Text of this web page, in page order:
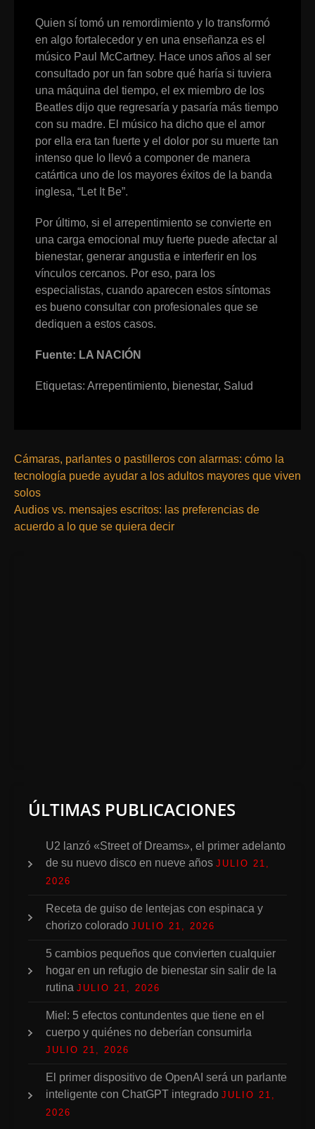
Quien sí tomó un remordimiento y lo transformó
en algo fortalecedor y en una enseñanza es el
músico Paul McCartney. Hace unos años al ser
consultado por un fan sobre qué haría si tuviera
una máquina del tiempo, el ex miembro de los
Beatles dijo que regresaría y pasaría más tiempo
con su madre. El músico ha dicho que el amor
por ella era tan fuerte y el dolor por su muerte tan
intenso que lo llevó a componer de manera
catártica uno de los mayores éxitos de la banda
inglesa, “Let It Be”.
Por último, si el arrepentimiento se convierte en
una carga emocional muy fuerte puede afectar al
bienestar, generar angustia e interferir en los
vínculos cercanos. Por eso, para los
especialistas, cuando aparecen estos síntomas
es bueno consultar con profesionales que se
dediquen a estos casos.
Fuente: LA NACIÓN
Etiquetas: Arrepentimiento, bienestar, Salud
Cámaras, parlantes o pastilleros con alarmas: cómo la
tecnología puede ayudar a los adultos mayores que viven
solos
Audios vs. mensajes escritos: las preferencias de
acuerdo a lo que se quiera decir
ÚLTIMAS PUBLICACIONES
U2 lanzó «Street of Dreams», el primer adelanto
de su nuevo disco en nueve años JULIO 21,
2026
Receta de guiso de lentejas con espinaca y
chorizo colorado JULIO 21, 2026
5 cambios pequeños que convierten cualquier
hogar en un refugio de bienestar sin salir de la
rutina JULIO 21, 2026
Miel: 5 efectos contundentes que tiene en el
cuerpo y quiénes no deberían consumirla
JULIO 21, 2026
El primer dispositivo de OpenAI será un parlante
inteligente con ChatGPT integrado JULIO 21,
2026